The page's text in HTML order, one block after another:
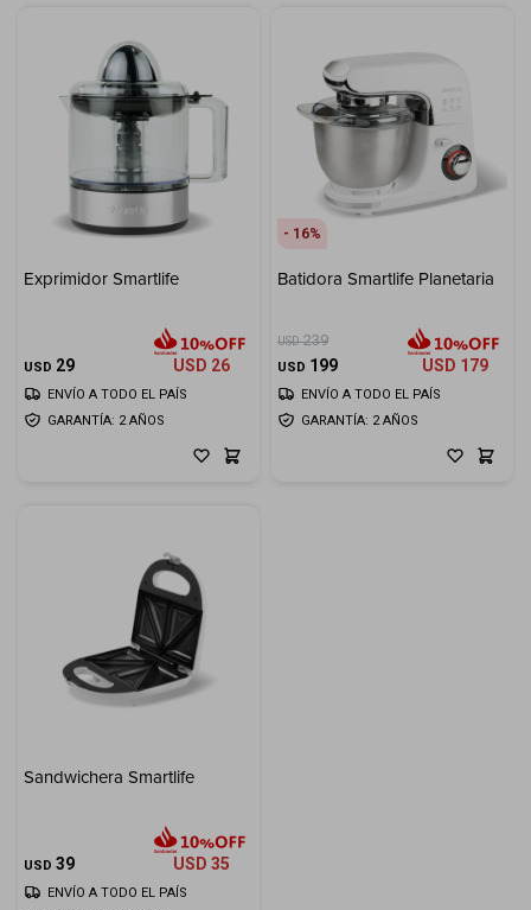
Exprimidor Smartlife
USD 29 USD 26
GARANTÍA: 2 AÑOS
ENVÍO A TODO EL PAÍS
16
Batidora Smartlife Planetaria
USD 239
USD 199 USD 179
GARANTÍA: 2 AÑOS
ENVÍO A TODO EL PAÍS
Sandwichera Smartlife
USD 39 USD 35
ENVÍO A TODO EL PAÍS